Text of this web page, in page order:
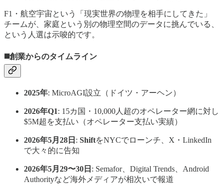
F1・航空宇宙という「現実世界の物理を相手にしてきた」
チームが、家庭という別の物理空間のデータに挑んでいる、
という人選は示唆的です。
◼️創業からのタイムライン
2025年: MicroAGI設立（ドイツ・アーヘン）
2026年Q1: 15カ国・10,000人超のオペレーター網に対し
$5M超を支払い（オペレーター支払い実績）
2026年5月28日 : ShiftをNYCでローンチ、X・LinkedIn
で大々的に告知
2026年5月29〜30日 : Semafor、Digital Trends、Android
Authorityなど海外メディアが相次いで報道